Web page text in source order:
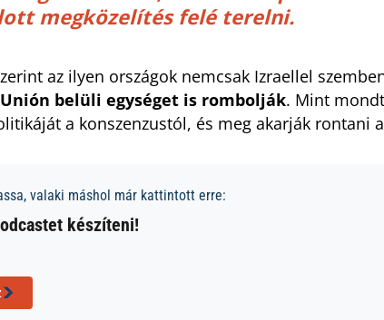
megközelítés felé terelni.
az ilyen országok nemcsak Izraellel
belüli egységet is rombolják. Mint
a konszenzustól, és meg akarják rontani
valaki máshol már kattintott erre:
készíteni!